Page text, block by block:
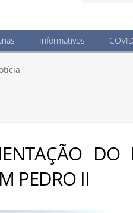
Informativos
DO
PEDRO II